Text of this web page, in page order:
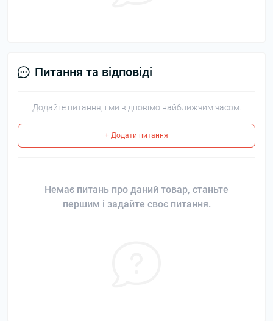
Питання та відповіді
Додайте питання, і ми відповімо найближчим часом.
+ Додати питання
Немає питань про даний товар, станьте
першим і задайте своє питання.